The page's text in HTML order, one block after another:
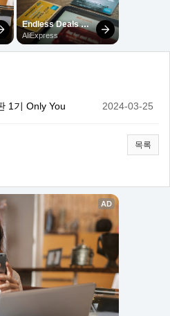
1기 Only You 2024-03-25
목록